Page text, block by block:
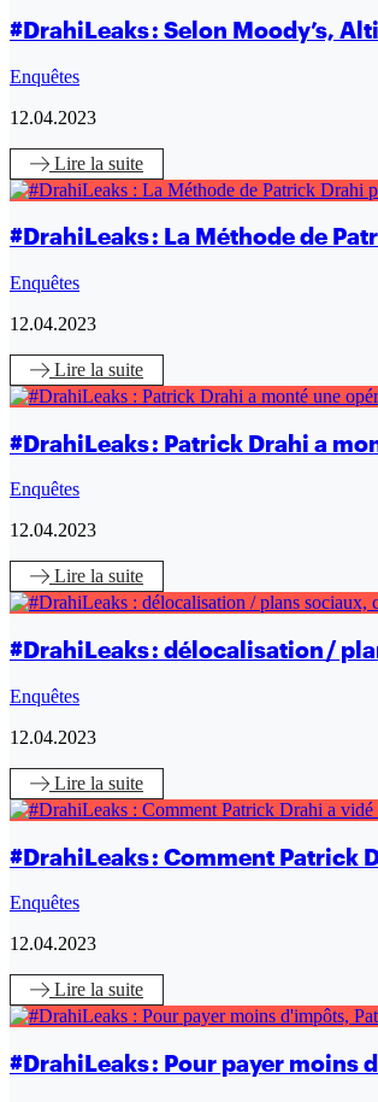
#DrahiLeaks : Selon Moody’s,
Enquêtes
12.04.2023
Lire la suite
#DrahiLeaks : La Méthode de
Enquêtes
12.04.2023
Lire la suite
#DrahiLeaks : Patrick Drahi a
Enquêtes
12.04.2023
Lire la suite
#DrahiLeaks : délocalisation /
Enquêtes
12.04.2023
Lire la suite
#DrahiLeaks : Comment Patrick
Enquêtes
12.04.2023
Lire la suite
#DrahiLeaks : Pour payer